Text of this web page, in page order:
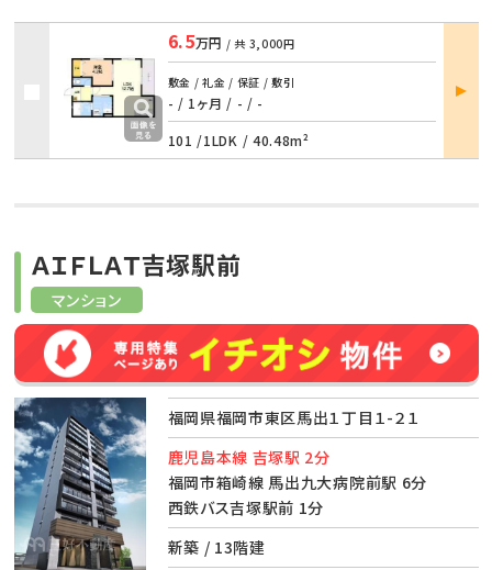
6.5万円 / 共 3,000円
敷金 / 礼金 / 保証 / 敷引
- / 1ヶ月 / - / -
101 /1LDK / 40.48m²
部屋
詳細
マンション
ＡＩＦＬＡＴ吉塚駅前
福岡県福岡市東区馬出１丁目１-２１
鹿児島本線 吉塚駅 2分
福岡市箱崎線 馬出九大病院前駅 6分
西鉄バス吉塚駅前 1分
新築 / 13階建